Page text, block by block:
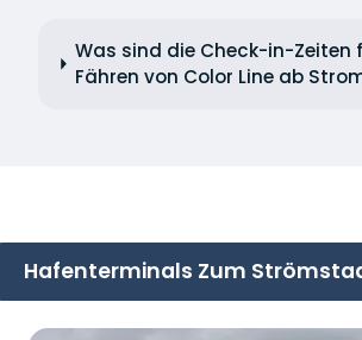
Was sind die Check-in-Zeiten
Fähren von Color Line ab
Hafenterminals Zum